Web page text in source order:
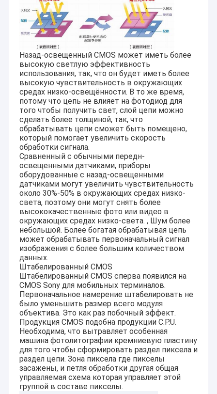
Модуль камеры DVP
Глобальный модуль камеры шторки
Модуль камеры ночного видения
Модуль камеры Endoscope
Двойной модуль камеры объектива
Модуль камеры распознавания лиц
модуль веб-камеры ноутбука
Модуль камеры 1MP
Модуль камеры 2MP
Модуль камеры 5MP
Модуль камеры 8MP
Модуль камеры 13MP
Очки модуля камеры
Модуль камеры PI поленики
Назад-освещенный CMOS может иметь более
высокую светлую эффективность
использования, так, что он будет иметь более
высокую чувствительность в окружающих
средах низко-освещённости. В то же время,
потому что цепь не влияет на фотодиод для
того чтобы получить свет, слой цепи можно
сделать более толщиной, так, что
обрабатывать цепи сможет быть помещено,
который помогает увеличить скорость
обработки сигнала.
Сравненный с обычными передн-
освещенными датчиками, приборы
оборудованные с назад-освещенными
датчиками могут увеличить чувствительность
около 30%-50% в окружающих средах низко-
света, поэтому они могут снять более
высококачественные фото или видео в
окружающих средах низко-света. , Шум более
небольшой. Более богатая обрабатывая цепь
может обрабатывать первоначальный сигнал
изображения с более большим количеством
данных.
Штабелированный CMOS
Штабелированный CMOS сперва появился на
CMOS Sony для мобильных терминалов.
Первоначальное намерение штабелировать не
было уменьшить размер всего модуля
объектива. Это как раз побочный эффект.
Продукция CMOS подобна продукции C.P.U.
Необходима, что вытравляет особенная
машина фотолитографии кремниевую пластину
для того чтобы сформировать раздел пиксела и
раздел цепи. Зона пиксела где пикселы
засажены, и петля обработки другая общая
управляемая схема которая управляет этой
группой в составе пикселы.